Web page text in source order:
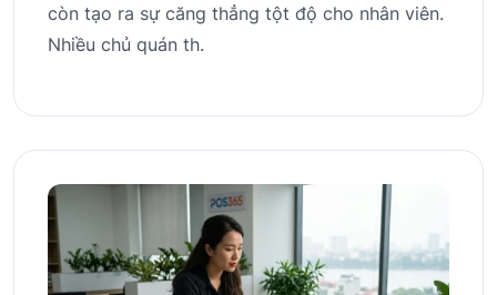
còn tạo ra sự căng thẳng tột độ cho nhân viên.
Nhiều chủ quán th.